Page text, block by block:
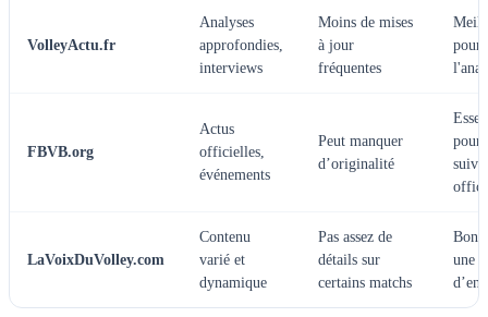
VolleyActu.fr
Analyses
approfondies,
interviews
Moins de mises
à jour
fréquentes
pour
FBVB.org
Actus
officielles,
événements
Peut manquer
d’originalité
pour
suivi
LaVoixDuVolley.com
Contenu
varié et
dynamique
Pas assez de
détails sur
certains matchs
Bon
une